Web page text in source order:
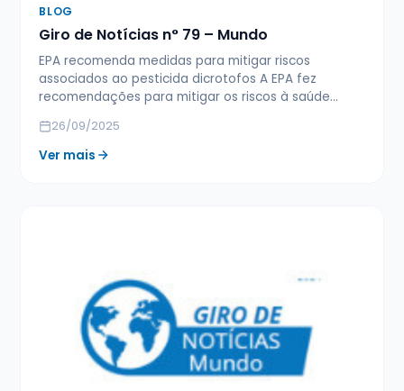
BLOG
Giro de Notícias n° 79 – Mundo
EPA recomenda medidas para mitigar riscos
associados ao pesticida dicrotofos A EPA fez
recomendações para mitigar os riscos à saúde…
26/09/2025
Ver mais